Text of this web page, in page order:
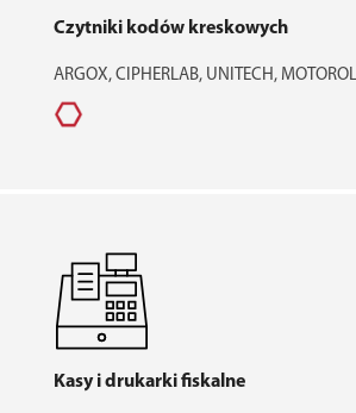
Czytniki kodów kreskowych
ARGOX, CIPHERLAB, UNITECH,
Kasy i drukarki fiskalne